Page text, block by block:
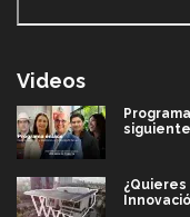
Videos